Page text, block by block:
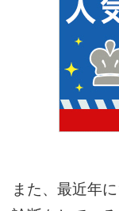
また、最近年